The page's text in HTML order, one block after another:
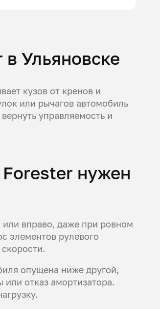
Ульяновске
кузов от кренов и
или рычагов автомобиль
управляемость и
Forester нужен
или вправо, даже при ровном
элементов рулевого
опущена ниже другой,
отказ амортизатора.